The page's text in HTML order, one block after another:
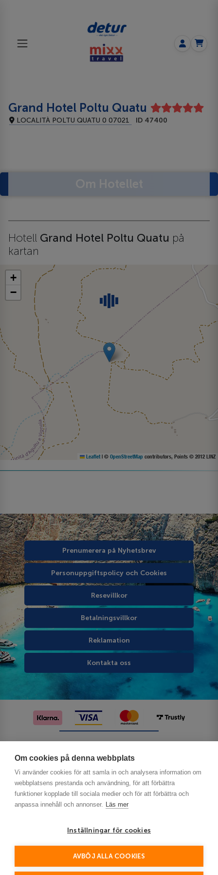
Om cookies på denna webbplats
Vi använder cookies för att samla in och analysera information om
webbplatsens prestanda och användning, för att förbättra
funktioner kopplade till sociala medier och för att förbättra och
anpassa innehåll och annonser. Läs mer
Inställningar för cookies
AVBÖJ ALLA COOKIES
Grand Hotel Poltu Quatu
LOCALITÀ POLTU QUATU 0 07021 ID 47400
Hotell Grand Hotel Poltu Quatu på
kartan
+
−
Leaflet | © OpenStreetMap contributors, Points © 2012 LINZ
Prenumerera på Nyhetsbrev
Personuppgiftspolicy och Cookies
Resevillkor
Betalningsvillkor
Reklamation
Kontakta oss
This site is protected by reCAPTCHA and the Google
Policy and Terms of Service apply.